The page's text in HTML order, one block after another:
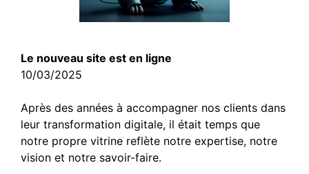
Le nouveau site est en ligne
10/03/2025
Après des années à accompagner nos clients dans
leur transformation digitale, il était temps que
notre propre vitrine reflète notre expertise, notre
vision et notre savoir-faire.